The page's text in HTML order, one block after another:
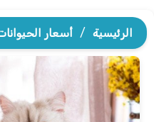
الرئيسية / أسعار الحيوانات